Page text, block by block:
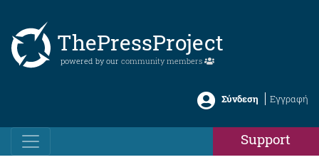
ThePressProject
powered by our community members
Σύνδεση Εγγραφή
Support